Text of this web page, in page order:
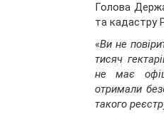
Голова
та кадастру
«Ви не
тисяч
не має
отримали
такого